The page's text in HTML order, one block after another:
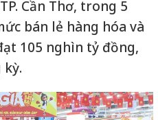
Cần Thơ, trong 5
bán lẻ hàng hóa và
105 nghìn tỷ đồng,
kỳ.